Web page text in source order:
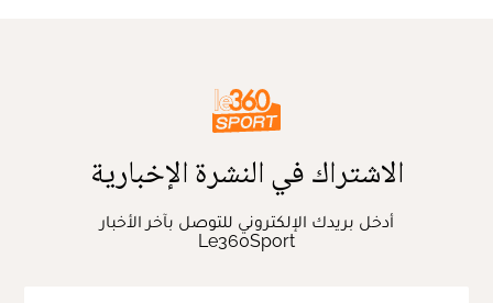
الاشتراك في النشرة الإخبارية
أدخل بريدك الإلكتروني للتوصل بآخر الأخبار
Le360Sport